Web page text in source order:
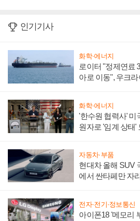
인기기사
화학·에너지
로이터 "정제연료
아로 이동", 우크
화학·에너지
'한수원 협력사' 미
원자로 '임계 상태'
자동차·부품
현대차 올해 SUV
에서 싼타페만 자
전자·전기·정보통신
아이폰18 '메모리